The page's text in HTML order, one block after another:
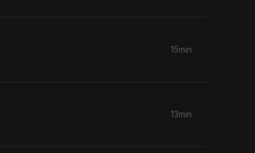
15min
13min